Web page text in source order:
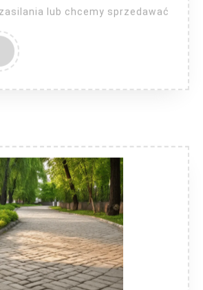
lub chcemy sprzedawać